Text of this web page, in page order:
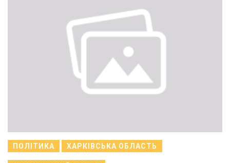
ПОЛІТИКА ХАРКІВСЬКА ОБЛАСТЬ